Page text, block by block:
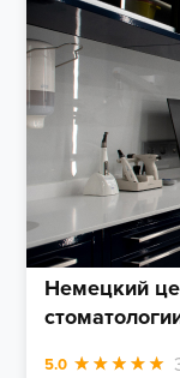
Немецкий
5.0